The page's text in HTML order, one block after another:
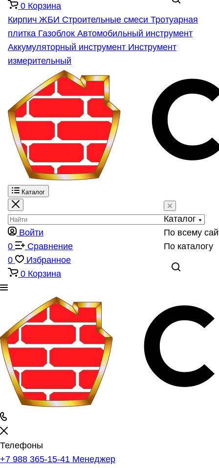
0 Корзина
Кирпич ЖБИ Строительные смеси Тротуарная
плитка Газоблок Автомобильный инструмент
Аккумуляторный инструмент Инструмент
измерительный
Каталог
Каталог
По всему
По каталогу
Войти
0
Сравнение
0
Избранное
0 Корзина
Телефоны
+7 988 365-15-41 Менеджер